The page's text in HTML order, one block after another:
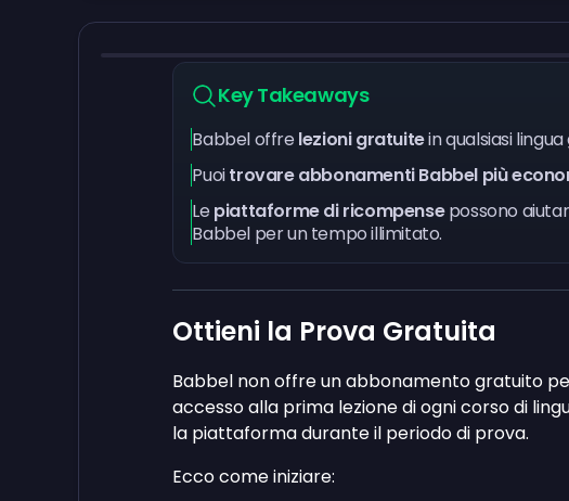
Key Takeaways
Babbel offre lezioni gratuitein qualsiasi
Puoitrovare abbonamenti Babbel più
Le piattaforme di ricompensepossono
Babbel per un tempo illimitato.
Ottieni la Prova Gratuita
Babbel non offre un abbonamento gratuito
accesso alla prima lezione di ogni corso di
la piattaforma durante il periodo di prova.
Ecco come iniziare: